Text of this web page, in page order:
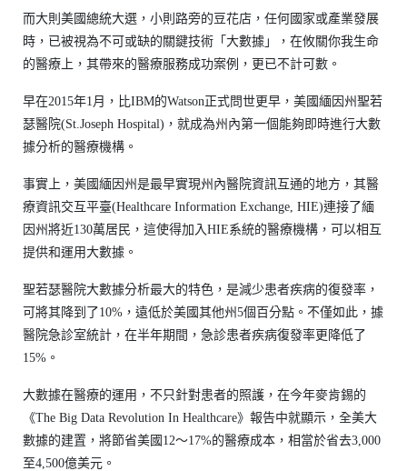
而大則美國總統大選，小則路旁的豆花店，任何國家或產業發展
時，已被視為不可或缺的關鍵技術「大數據」，在攸關你我生命
的醫療上，其帶來的醫療服務成功案例，更已不計可數。
早在2015年1月，比IBM的Watson正式問世更早，美國緬因州聖若
瑟醫院(St.Joseph Hospital)，就成為州內第一個能夠即時進行大數
據分析的醫療機構。
事實上，美國緬因州是最早實現州內醫院資訊互通的地方，其醫
療資訊交互平臺(Healthcare Information Exchange, HIE)連接了緬
因州將近130萬居民，這使得加入HIE系統的醫療機構，可以相互
提供和運用大數據。
聖若瑟醫院大數據分析最大的特色，是減少患者疾病的復發率，
可將其降到了10%，遠低於美國其他州5個百分點。不僅如此，據
醫院急診室統計，在半年期間，急診患者疾病復發率更降低了
15%。
大數據在醫療的運用，不只針對患者的照護，在今年麥肯錫的
《The Big Data Revolution In Healthcare》報告中就顯示，全美大
數據的建置，將節省美國12～17%的醫療成本，相當於省去3,000
至4,500億美元。